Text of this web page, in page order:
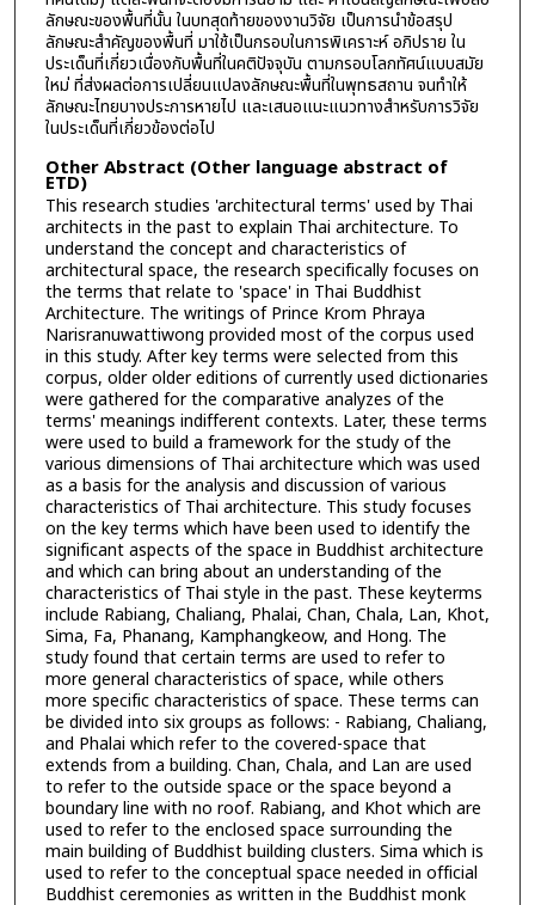
ลักษณะของพื้นที่นั้น ในบทสุดท้ายของงานวิจัย เป็นการนำข้อสรุป
ลักษณะสำคัญของพื้นที่ มาใช้เป็นกรอบในการพิเคราะห์ อภิปราย ใน
ประเด็นที่เกี่ยวเนื่องกับพื้นที่ในคติปัจจุบัน ตามกรอบโลกทัศน์แบบสมัย
ใหม่ ที่ส่งผลต่อการเปลี่ยนแปลงลักษณะพื้นที่ในพุทธสถาน จนทำให้
ลักษณะไทยบางประการหายไป และเสนอแนะแนวทางสำหรับการวิจัย
ในประเด็นที่เกี่ยวข้องต่อไป
Other Abstract (Other language abstract of
ETD)
This research studies 'architectural terms' used by Thai
architects in the past to explain Thai architecture. To
understand the concept and characteristics of
architectural space, the research specifically focuses on
the terms that relate to 'space' in Thai Buddhist
Architecture. The writings of Prince Krom Phraya
Narisranuwattiwong provided most of the corpus used
in this study. After key terms were selected from this
corpus, older older editions of currently used dictionaries
were gathered for the comparative analyzes of the
terms' meanings indifferent contexts. Later, these terms
were used to build a framework for the study of the
various dimensions of Thai architecture which was used
as a basis for the analysis and discussion of various
characteristics of Thai architecture. This study focuses
on the key terms which have been used to identify the
significant aspects of the space in Buddhist architecture
and which can bring about an understanding of the
characteristics of Thai style in the past. These keyterms
include Rabiang, Chaliang, Phalai, Chan, Chala, Lan, Khot,
Sima, Fa, Phanang, Kamphangkeow, and Hong. The
study found that certain terms are used to refer to
more general characteristics of space, while others
more specific characteristics of space. These terms can
be divided into six groups as follows: - Rabiang, Chaliang,
and Phalai which refer to the covered-space that
extends from a building. Chan, Chala, and Lan are used
to refer to the outside space or the space beyond a
boundary line with no roof. Rabiang, and Khot which are
used to refer to the enclosed space surrounding the
main building of Buddhist building clusters. Sima which is
used to refer to the conceptual space needed in official
Buddhist ceremonies as written in the Buddhist monk